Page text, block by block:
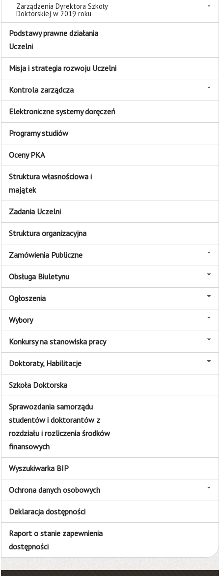
Zarządzenia Dyrektora Szkoły
Doktorskiej w 2019 roku
Podstawy prawne działania
Uczelni
Misja i strategia rozwoju Uczelni
Kontrola zarządcza
Elektroniczne systemy doręczeń
Programy studiów
Oceny PKA
Struktura własnościowa i
majątek
Zadania Uczelni
Struktura organizacyjna
Zamówienia Publiczne
Obsługa Biuletynu
Ogłoszenia
Wybory
Konkursy na stanowiska pracy
Doktoraty, Habilitacje
Szkoła Doktorska
Sprawozdania samorządu
studentów i doktorantów z
rozdziału i rozliczenia środków
finansowych
Wyszukiwarka BIP
Ochrona danych osobowych
Deklaracja dostępności
Raport o stanie zapewnienia
dostępności